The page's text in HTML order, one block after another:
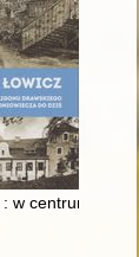
i
: w centrum